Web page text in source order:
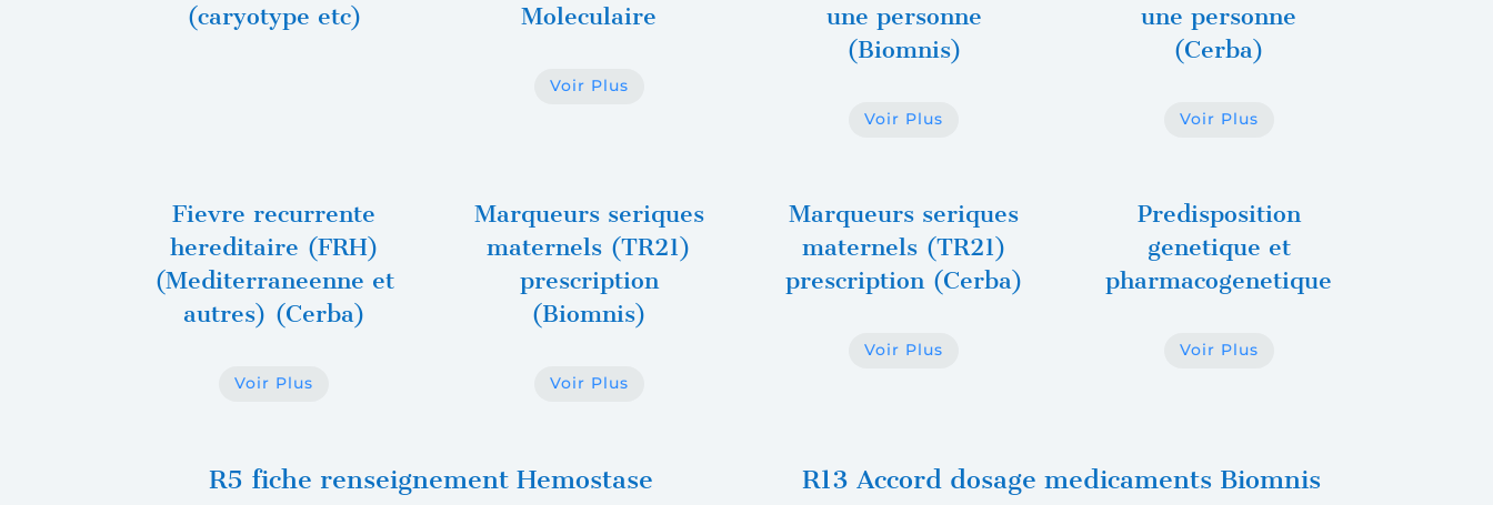
(caryotype etc)
Moleculaire
Voir Plus
une personne
(Biomnis)
Voir Plus
une personne
(Cerba)
Voir Plus
Fievre recurrente
hereditaire (FRH)
(Mediterraneenne et
autres) (Cerba)
Voir Plus
Marqueurs seriques
maternels (TR21)
prescription
(Biomnis)
Voir Plus
Marqueurs seriques
maternels (TR21)
prescription (Cerba)
Voir Plus
Predisposition
genetique et
pharmacogenetique
Voir Plus
R5 fiche renseignement Hemostase R13 Accord dosage medicaments Biomnis